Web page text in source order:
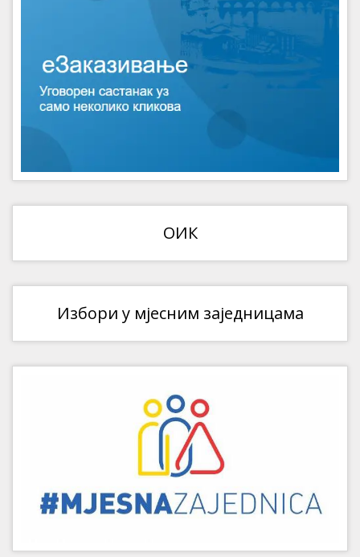
ОИК
Избори у мјесним заједницама